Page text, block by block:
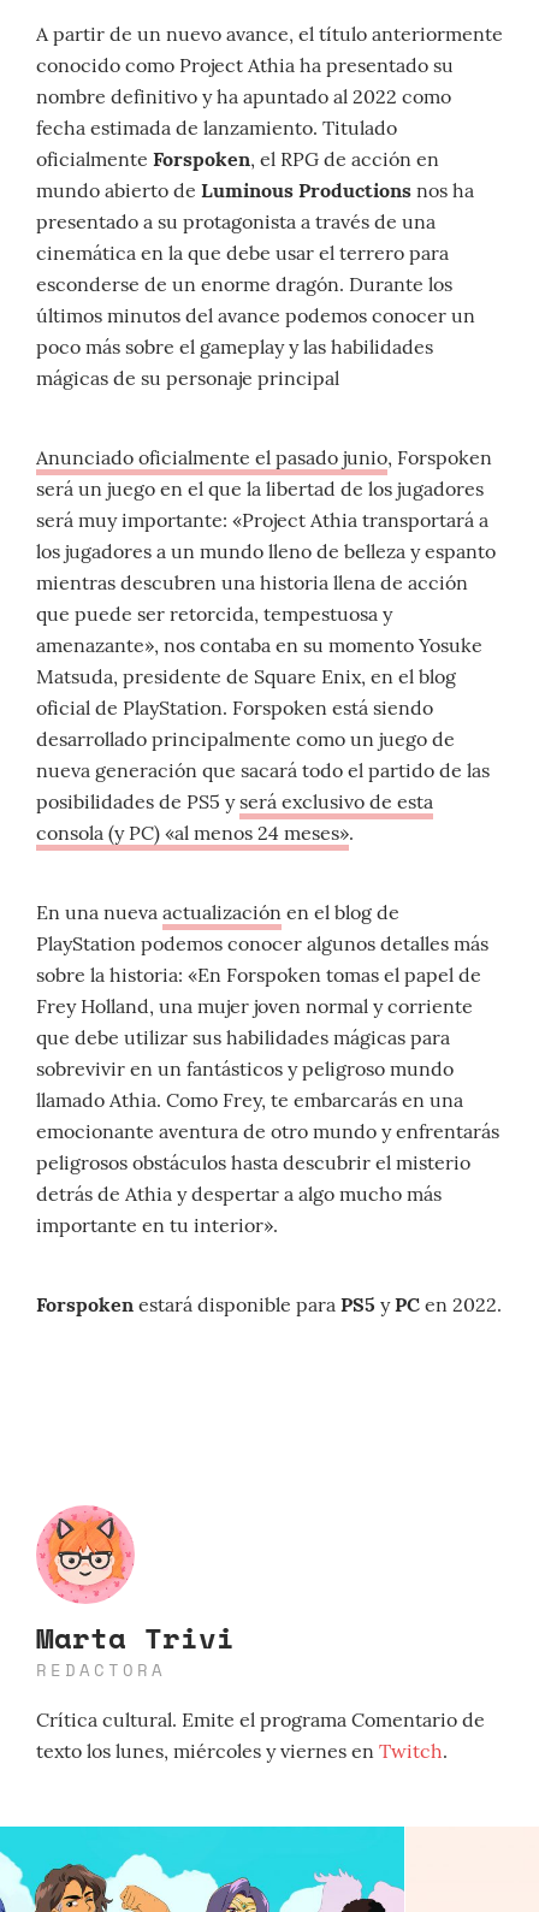
A partir de un nuevo avance, el título anteriormente
conocido como Project Athia ha presentado su
nombre definitivo y ha apuntado al 2022 como
fecha estimada de lanzamiento. Titulado
oficialmente Forspoken, el RPG de acción en
mundo abierto de Luminous Productions nos ha
presentado a su protagonista a través de una
cinemática en la que debe usar el terrero para
esconderse de un enorme dragón. Durante los
últimos minutos del avance podemos conocer un
poco más sobre el gameplay y las habilidades
mágicas de su personaje principal
Anunciado oficialmente el pasado junio, Forspoken
será un juego en el que la libertad de los jugadores
será muy importante: «Project Athia transportará a
los jugadores a un mundo lleno de belleza y espanto
mientras descubren una historia llena de acción
que puede ser retorcida, tempestuosa y
amenazante», nos contaba en su momento Yosuke
Matsuda, presidente de Square Enix, en el blog
oficial de PlayStation. Forspoken está siendo
desarrollado principalmente como un juego de
nueva generación que sacará todo el partido de las
posibilidades de PS5 yserá exclusivo de esta
consola (y PC) «al menos 24 meses».
En una nueva actualización en el blog de
PlayStation podemos conocer algunos detalles más
sobre la historia: «En Forspoken tomas el papel de
Frey Holland, una mujer joven normal y corriente
que debe utilizar sus habilidades mágicas para
sobrevivir en un fantásticos y peligroso mundo
llamado Athia. Como Frey, te embarcarás en una
emocionante aventura de otro mundo y enfrentarás
peligrosos obstáculos hasta descubrir el misterio
detrás de Athia y despertar a algo mucho más
importante en tu interior».
Forspoken estará disponible para PS5 yPC en 2022.
Marta Trivi
REDACTORA
Crítica cultural. Emite el programa Comentario de
texto los lunes, miércoles y viernes en Twitch.